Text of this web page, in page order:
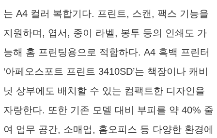
는 A4 컬러 복합기다. 프린트, 스캔, 팩스 기능을
지원하며, 엽서, 종이 라벨, 봉투 등의 인쇄도 가
능해 홈 프린팅용으로 적합하다. A4 흑백 프린터
‘아페오스포트 프린트 3410SD’는 책장이나 캐비
닛 상부에도 배치할 수 있는 컴팩트한 디자인을
자랑한다. 또한 기존 모델 대비 부피를 약 40% 줄
여 업무 공간, 소매업, 홈오피스 등 다양한 환경에